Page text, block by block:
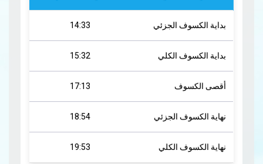
بداية الكسوف الجزئي 14:33
بداية الكسوف الكلي 15:32
أقصى الكسوف 17:13
نهاية الكسوف الجزئي 18:54
نهاية الكسوف الكلي 19:53